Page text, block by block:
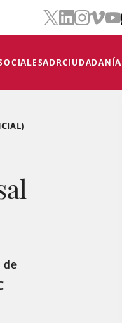
ADRCIUDADANÍA
de